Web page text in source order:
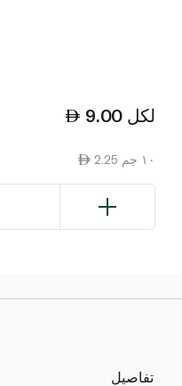
9.00 لكل
2.25 ١٠ جم
تفاصيل